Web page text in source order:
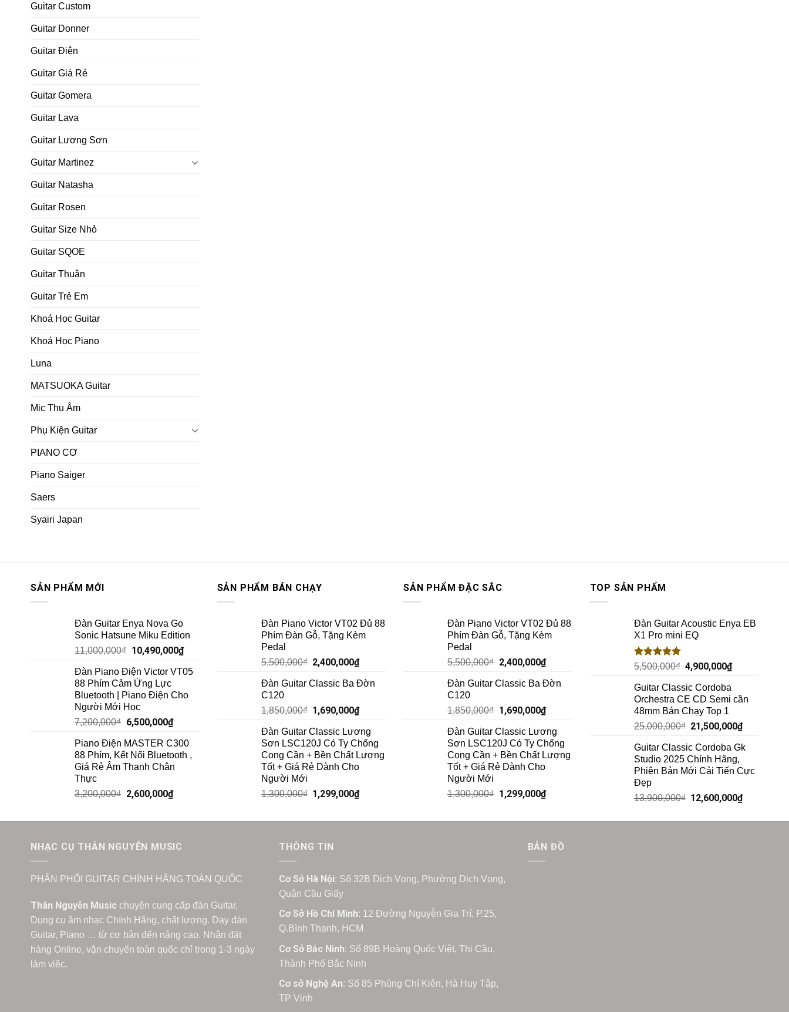
Guitar Custom
Guitar Donner
Guitar Điện
Guitar Giá Rẻ
Guitar Gomera
Guitar Lava
Guitar Lương Sơn
Guitar Martinez
Guitar Natasha
Guitar Rosen
Guitar Size Nhỏ
Guitar SQOE
Guitar Thuận
Guitar Trẻ Em
Khoá Học Guitar
Khoá Học Piano
Luna
MATSUOKA Guitar
Mic Thu Âm
Phụ Kiện Guitar
PIANO CƠ
Piano Saiger
Saers
Syairi Japan
SẢN PHẨM MỚI
Đàn Guitar Enya Nova Go
Sonic Hatsune Miku Edition
11,000,000₫ 10,490,000₫
Đàn Piano Điện Victor VT05
88 Phím Cảm Ứng Lực
Bluetooth | Piano Điện Cho
Người Mới Học
7,200,000₫ 6,500,000₫
Piano Điện MASTER C300
88 Phím, Kết Nối Bluetooth ,
Giá Rẻ Âm Thanh Chân
Thực
3,200,000₫ 2,600,000₫
SẢN PHẨM BÁN CHẠY
Đàn Piano Victor VT02 Đủ 88
Phím Đàn Gỗ, Tặng Kèm
Pedal
5,500,000₫ 2,400,000₫
Đàn Guitar Classic Ba Đờn
C120
1,850,000₫ 1,690,000₫
Đàn Guitar Classic Lương
Sơn LSC120J Có Ty Chống
Cong Cần + Bền Chất Lượng
Tốt + Giá Rẻ Dành Cho
Người Mới
1,300,000₫ 1,299,000₫
SẢN PHẨM ĐẶC SẮC
Đàn Piano Victor VT02 Đủ 88
Phím Đàn Gỗ, Tặng Kèm
Pedal
5,500,000₫ 2,400,000₫
Đàn Guitar Classic Ba Đờn
C120
1,850,000₫ 1,690,000₫
Đàn Guitar Classic Lương
Sơn LSC120J Có Ty Chống
Cong Cần + Bền Chất Lượng
Tốt + Giá Rẻ Dành Cho
Người Mới
1,300,000₫ 1,299,000₫
TOP SẢN PHẨM
Đàn Guitar Acoustic Enya EB
X1 Pro mini EQ
Rated5.00
5,500,000₫ 4,900,000₫
Guitar Classic Cordoba
Orchestra CE CD Semi cần
48mm Bán Chạy Top 1
25,000,000₫ 21,500,000₫
Guitar Classic Cordoba Gk
Studio 2025 Chính Hãng,
Phiên Bản Mới Cải Tiến Cực
Đẹp
13,900,000₫ 12,600,000₫
NHẠC CỤ THÂN NGUYỄN MUSIC
PHÂN PHỐI GUITAR CHÍNH HÃNG TOÀN QUỐC
Thân Nguyễn Music chuyên cung cấp đàn Guitar,
Dụng cụ âm nhạc Chính Hãng, chất lượng. Dạy đàn
Guitar, Piano … từ cơ bản đến nâng cao. Nhận đặt
hàng Online, vận chuyển toàn quốc chỉ trong 1-3 ngày
làm việc.
THÔNG TIN
Cơ Sở Hà Nội: Số 32B Dịch Vọng, Phường Dịch Vọng,
Quận Cầu Giấy
Cơ Sở Hồ Chí Minh: 12 Đường Nguyễn Gia Trí, P.25,
Q.Bình Thạnh, HCM
Cơ Sở Bắc Ninh: Số 89B Hoàng Quốc Việt, Thị Cầu,
Thành Phố Bắc Ninh
Cơ sở Nghệ An: Số 85 Phùng Chí Kiên, Hà Huy Tập,
TP Vinh
BẢN ĐỒ